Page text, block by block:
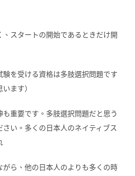
スタートの開始であるときだけ開
を受ける資格は多肢選択問題です
ます）
重要です。多肢選択問題だと思う
い。多くの日本人のネイティブス
がら、他の日本人のよりも多くの時